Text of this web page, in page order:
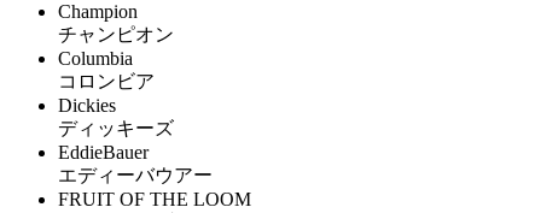
Champion
チャンピオン
Columbia
コロンビア
Dickies
ディッキーズ
EddieBauer
エディーバウアー
FRUIT OF THE LOOM